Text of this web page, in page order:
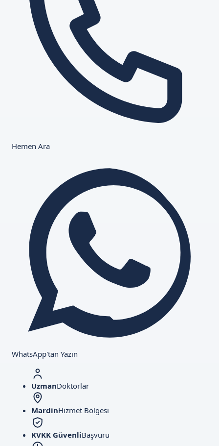
Hemen Ara
WhatsApp'tan Yazın
UzmanDoktorlar
MardinHizmet Bölgesi
KVKK GüvenliBaşvuru